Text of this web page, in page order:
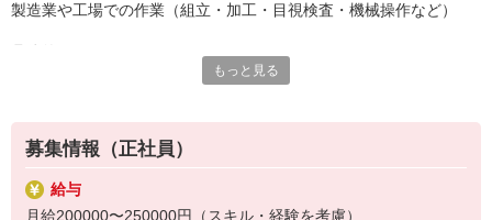
長く働きたい――
製造業で正社員としてキャリアを築きたい方、ぜひご応募くださ
製造業や工場での作業（組立・加工・目視検査・機械操作など）
製品に不備がないか目視チェック
複雑な作業や力仕事はほとんどなく覚えやすいものばかり！
未経験の方もすぐに慣れていただけると思います。
※当社（株）テクノ・サービスに正社員採用の上で、派遣就業先事
もっと見る
募集情報（正社員）
給与
月給200000〜250000円（スキル・経験を考慮）